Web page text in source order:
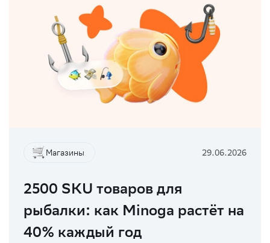
Магазины 29.06.2026
2500 SKU товаров для
рыбалки: как Minoga растёт на
40% каждый год